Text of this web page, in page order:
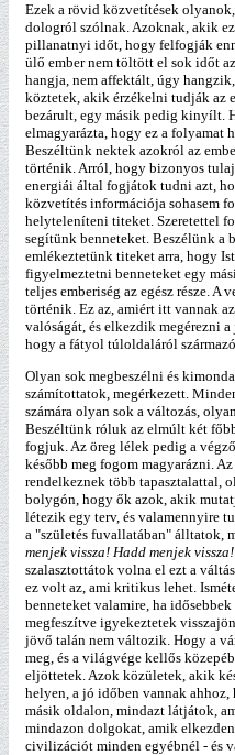
Ezek a rövid közvetítések
dologról szólnak. Azoknak, akik
pillanatnyi időt, hogy felfogják
ülő ember nem töltött el sok időt
hangja, nem affektált, úgy
köztetek, akik érzékelni tudják az
bezárult, egy másik pedig kinyílt.
elmagyarázta, hogy ez a folyamat
Beszéltünk nektek azokról az
történik. Arról, hogy bizonyos
energiái által fogjátok tudni azt,
közvetítés információja sohasem
helyteleníteni titeket. Szeretettel
segítünk benneteket. Beszélünk a
emlékeztetünk titeket arra, hogy
figyelmeztetni benneteket egy
teljes emberiség az egész része. A
történik. Ez az, amiért itt vannak
valóságát, és elkezdik megérezni
hogy a fátyol túloldaláról
Olyan sok megbeszélni és
számítottatok, megérkezett.
számára olyan sok a változás,
Beszéltünk róluk az elmúlt két
fogjuk. Az öreg lélek pedig a
később meg fogom magyarázni.
rendelkeznek több tapasztalattal,
bolygón, hogy ők azok, akik
létezik egy terv, és valamennyire
a "születés fuvallatában" álltatok,
menjek vissza! Hadd menjek
szalasztottátok volna el ezt a
ez volt az, ami kritikus lehet.
benneteket valamire, ha
megfeszítve igyekeztetek
jövő talán nem változik. Hogy a
meg, és a világvége kellős
eljöttetek. Azok közületek, akik
helyen, a jó időben vannak
másik oldalon, mindazt látjátok,
mindazon dolgokat, amik
civilizációt minden egyébnél - és